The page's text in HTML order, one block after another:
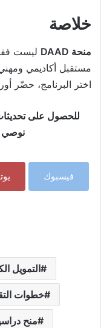
خلاصة
منحة DAAD
ليست فقط
مستقبل أكاديمي
اختر البرنامج، حضّر
للحصول على
نوصي
فيسبوك
التمويل
خطوات
منح دراسية